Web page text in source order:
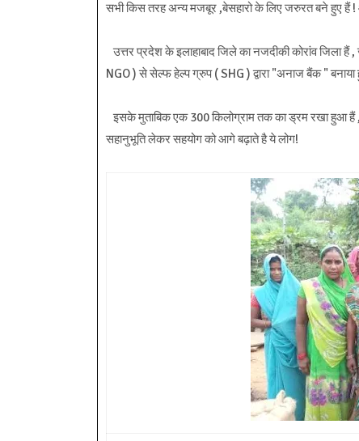
सभी किस तरह अन्य मजबूर ,बेसहारो के लिए जरुरत बने हुए हैं
उत्तर प्रदेश के इलाहाबाद जिले का नजदीकी कोरांव जिला
NGO ) से सेल्फ हेल्प ग्रुप ( SHG ) द्वारा "अनाज बैंक "
इसके मुताबिक एक 300 किलोग्राम तक का ड्रम रखा हुआ
सहानुभूति लेकर सहयोग को आगे बढ़ाते है ये लोग!